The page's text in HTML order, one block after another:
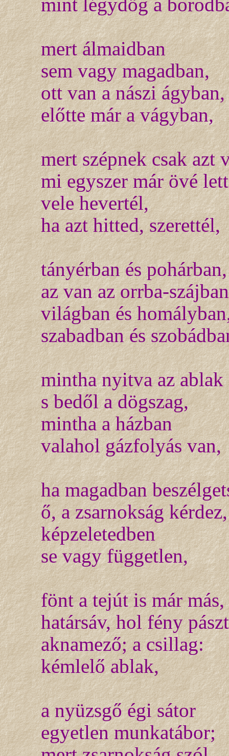
mert álmaidban
sem vagy magadban,
ott van a nászi ágyban,
előtte már a vágyban,
mert szépnek csak azt
mi egyszer már övé
vele hevertél,
ha azt hitted, szerettél,
tányérban és pohárban,
az van az orrba-
világban és
szabadban és
mintha nyitva az ablak
s bedől a dögszag,
mintha a házban
valahol gázfolyás van,
ha magadban
ő, a zsarnokság kérdez,
képzeletedben
se vagy független,
fönt a tejút is már más,
határsáv, hol fény
aknamező; a csillag:
kémlelő ablak,
a nyüzsgő égi sátor
egyetlen munkatábor;